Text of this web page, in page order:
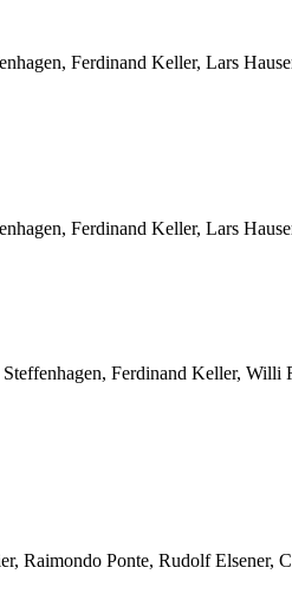
Ferdinand Keller, Lars
Ferdinand Keller, Lars
Ferdinand Keller, Willi
Raimondo Ponte, Rudolf Elsener,